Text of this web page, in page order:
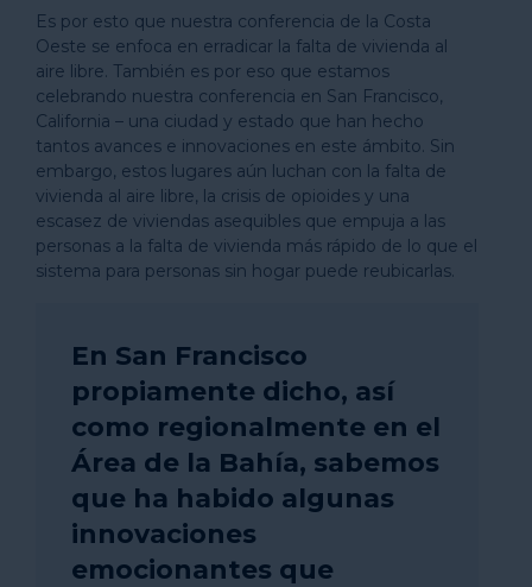
Es por esto que nuestra conferencia de la Costa
Oeste se enfoca en erradicar la falta de vivienda al
aire libre. También es por eso que estamos
celebrando nuestra conferencia en San Francisco,
California – una ciudad y estado que han hecho
tantos avances e innovaciones en este ámbito. Sin
embargo, estos lugares aún luchan con la falta de
vivienda al aire libre, la crisis de opioides y una
escasez de viviendas asequibles que empuja a las
personas a la falta de vivienda más rápido de lo que el
sistema para personas sin hogar puede reubicarlas.
En San Francisco
propiamente dicho, así
como regionalmente en el
Área de la Bahía, sabemos
que ha habido algunas
innovaciones
emocionantes que